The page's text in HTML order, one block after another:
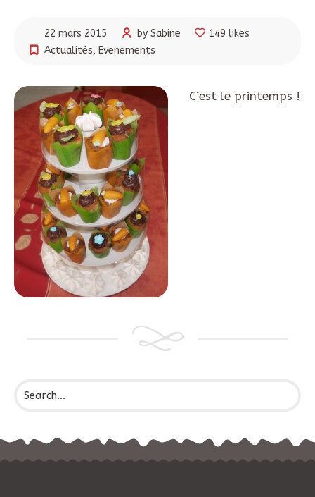
22 mars 2015 by Sabine
149 likes
Actualités, Evenements
C’est le printemps !